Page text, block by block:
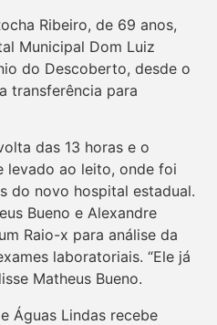
Ribeiro, de 69 anos,
Municipal Dom Luiz
do Descoberto, desde o
transferência para
das 13 horas e o
levado ao leito, onde foi
do novo hospital estadual.
Bueno e Alexandre
Raio-x para análise da
laboratoriais. “Ele já
Matheus Bueno.